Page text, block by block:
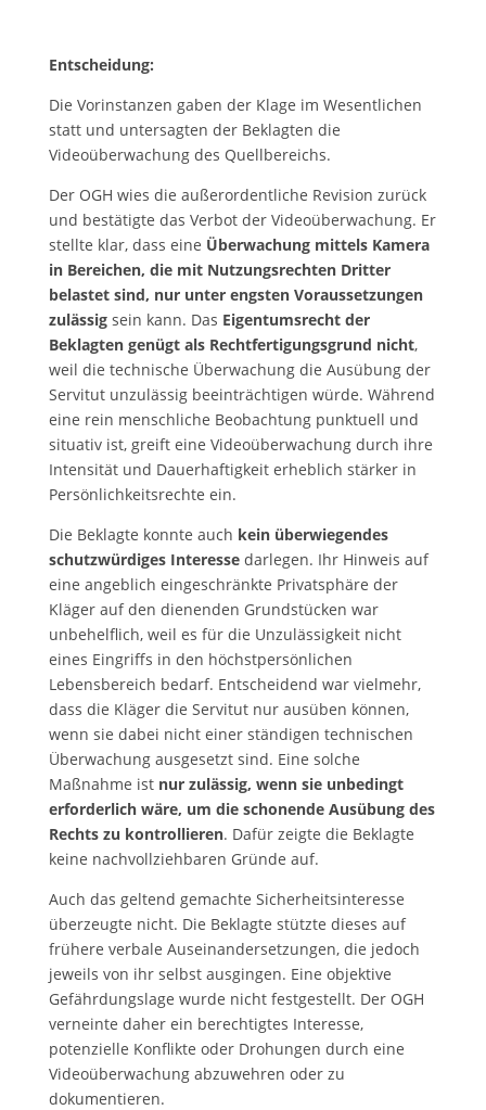
Entscheidung:
Die Vorinstanzen gaben der Klage im Wesentlichen
statt und untersagten der Beklagten die
Videoüberwachung des Quellbereichs.
Der OGH wies die außerordentliche Revision zurück
und bestätigte das Verbot der Videoüberwachung. Er
stellte klar, dass eine Überwachung mittels Kamera
in Bereichen, die mit Nutzungsrechten Dritter
belastet sind, nur unter engsten Voraussetzungen
zulässigsein kann. Das Eigentumsrecht der
Beklagten genügt als Rechtfertigungsgrund nicht,
weil die technische Überwachung die Ausübung der
Servitut unzulässig beeinträchtigen würde. Während
eine rein menschliche Beobachtung punktuell und
situativ ist, greift eine Videoüberwachung durch ihre
Intensität und Dauerhaftigkeit erheblich stärker in
Persönlichkeitsrechte ein.
Die Beklagte konnte auch kein überwiegendes
schutzwürdiges Interessedarlegen. Ihr Hinweis auf
eine angeblich eingeschränkte Privatsphäre der
Kläger auf den dienenden Grundstücken war
unbehelflich, weil es für die Unzulässigkeit nicht
eines Eingriffs in den höchstpersönlichen
Lebensbereich bedarf. Entscheidend war vielmehr,
dass die Kläger die Servitut nur ausüben können,
wenn sie dabei nicht einer ständigen technischen
Überwachung ausgesetzt sind. Eine solche
Maßnahme ist nur zulässig, wenn sie unbedingt
erforderlich wäre, um die schonende Ausübung des
Rechts zu kontrollieren. Dafür zeigte die Beklagte
keine nachvollziehbaren Gründe auf.
Auch das geltend gemachte Sicherheitsinteresse
überzeugte nicht. Die Beklagte stützte dieses auf
frühere verbale Auseinandersetzungen, die jedoch
jeweils von ihr selbst ausgingen. Eine objektive
Gefährdungslage wurde nicht festgestellt. Der OGH
verneinte daher ein berechtigtes Interesse,
potenzielle Konflikte oder Drohungen durch eine
Videoüberwachung abzuwehren oder zu
dokumentieren.